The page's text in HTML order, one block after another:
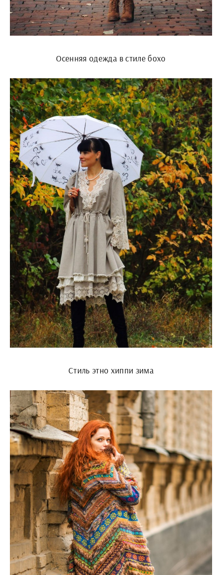
Осенняя одежда в стиле бохо
Стиль этно хиппи зима